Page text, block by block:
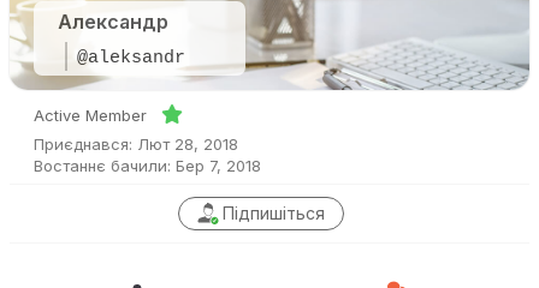
Александр
@aleksandr
Active Member
Приєднався: Лют 28, 2018
Востаннє бачили: Бер 7, 2018
Підпишіться